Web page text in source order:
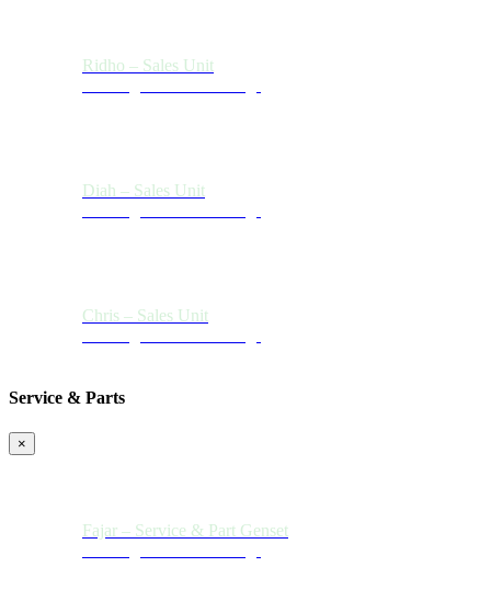
Ridho – Sales Unit
Diah – Sales Unit
Chris – Sales Unit
Service & Parts
×
Fajar – Service & Part Genset